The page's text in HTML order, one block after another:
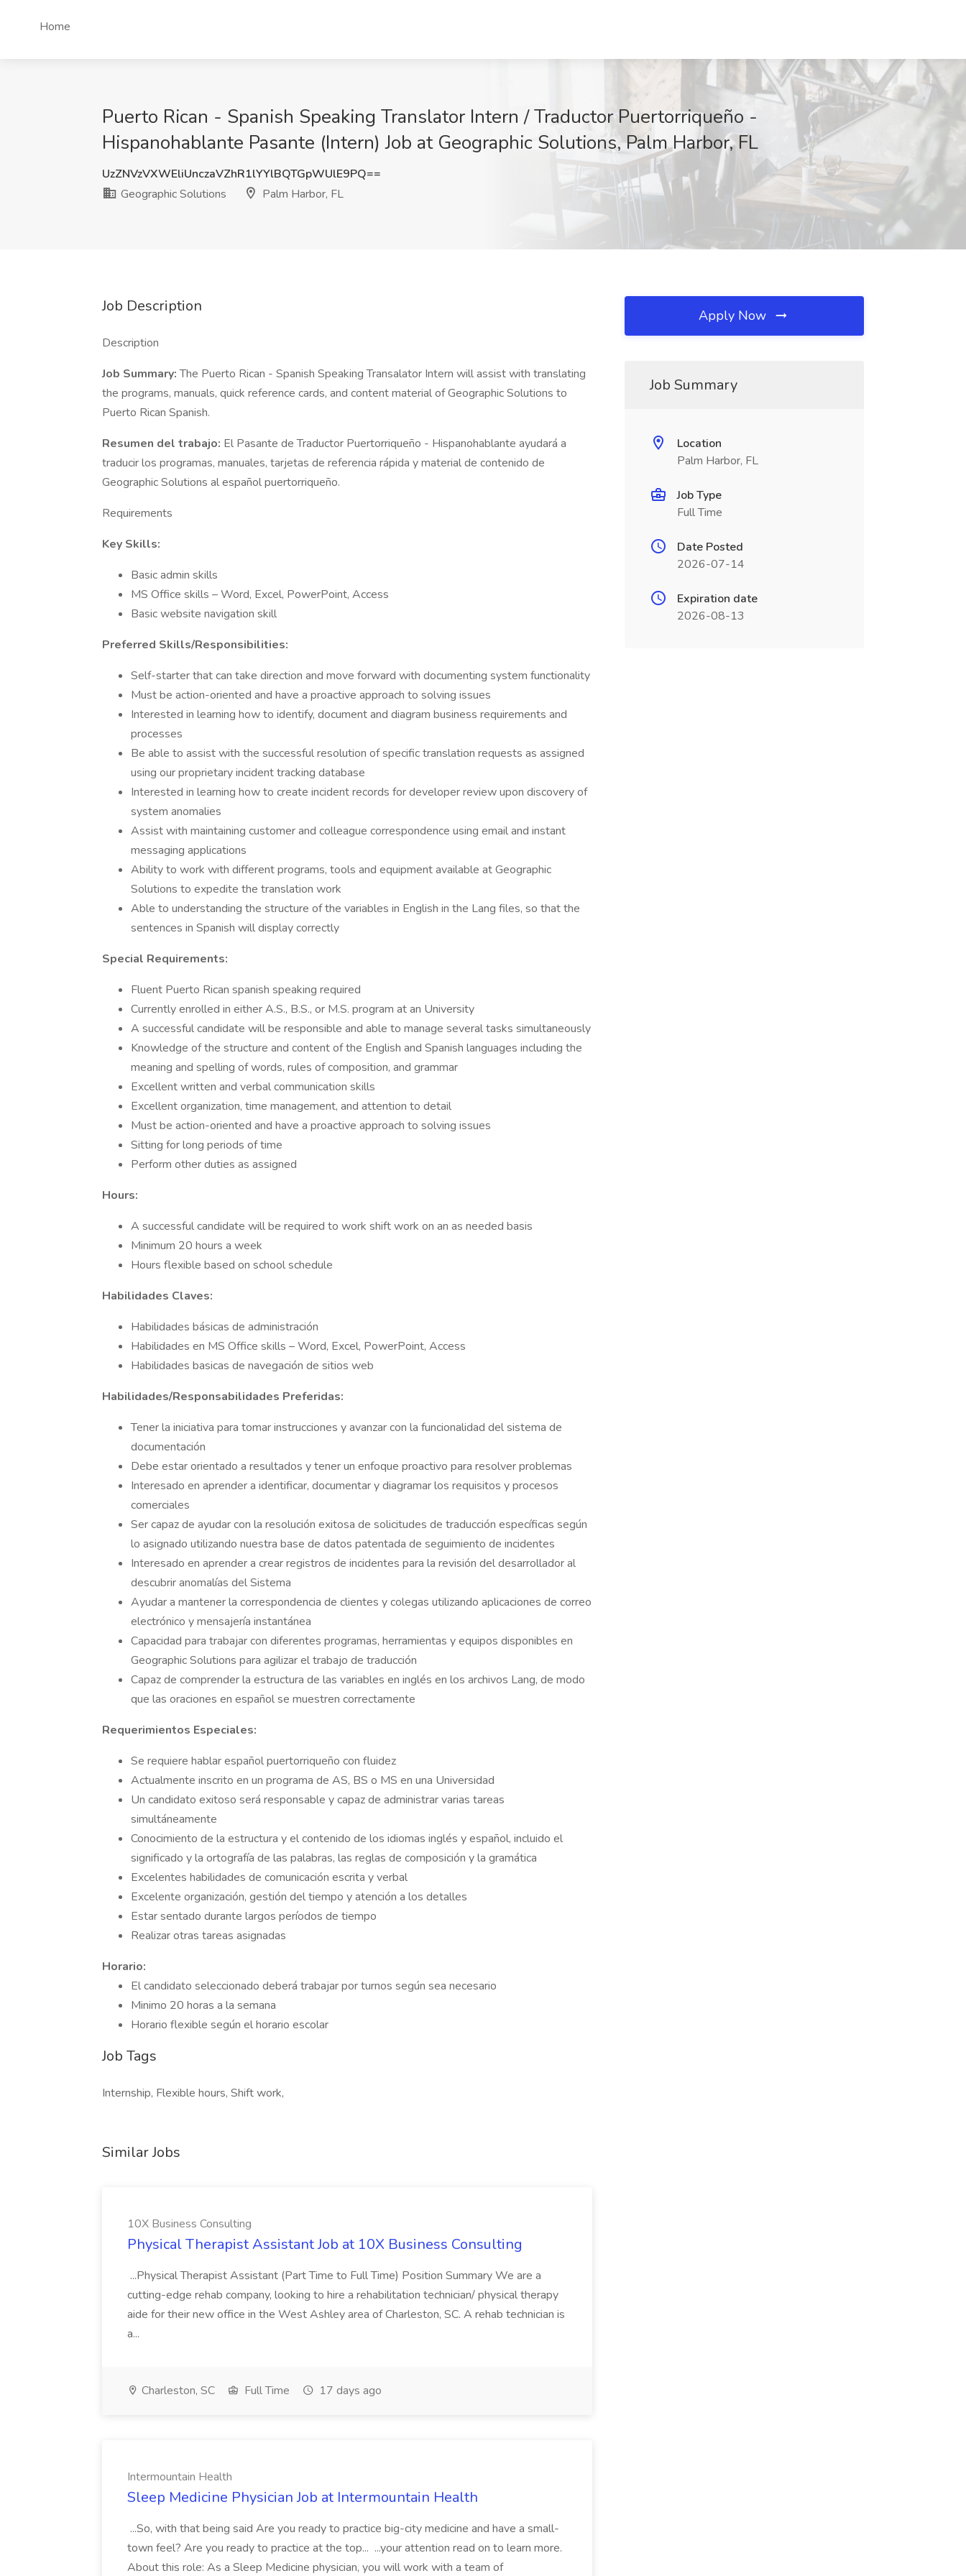
Home
Puerto Rican - Spanish Speaking Translator Intern / Traductor Puertorriqueño -
Hispanohablante Pasante (Intern) Job at Geographic Solutions, Palm Harbor, FL
UzZNVzVXWEliUnczaVZhR1lYYlBQTGpWUlE9PQ==
Geographic Solutions
Palm Harbor, FL
Job Description
Description
Job Summary:The Puerto Rican - Spanish Speaking Transalator Intern will assist with translating
the programs, manuals, quick reference cards, and content material of Geographic Solutions to
Puerto Rican Spanish.
Resumen del trabajo: El Pasante de Traductor Puertorriqueño - Hispanohablante ayudará a
traducir los programas, manuales, tarjetas de referencia rápida y material de contenido de
Geographic Solutions al español puertorriqueño.
Requirements
Key Skills:
Basic admin skills
MS Office skills – Word, Excel, PowerPoint, Access
Basic website navigation skill
Preferred Skills/Responsibilities:
Self-starter that can take direction and move forward with documenting system functionality
Must be action-oriented and have a proactive approach to solving issues
Interested in learning how to identify, document and diagram business requirements and
processes
Be able to assist with the successful resolution of specific translation requests as assigned
using our proprietary incident tracking database
Interested in learning how to create incident records for developer review upon discovery of
system anomalies
Assist with maintaining customer and colleague correspondence using email and instant
messaging applications
Ability to work with different programs, tools and equipment available at Geographic
Solutions to expedite the translation work
Able to understanding the structure of the variables in English in the Lang files, so that the
sentences in Spanish will display correctly
Special Requirements:
Fluent Puerto Rican spanish speaking required
Currently enrolled in either A.S., B.S., or M.S. program at an University
A successful candidate will be responsible and able to manage several tasks simultaneously
Knowledge of the structure and content of the English and Spanish languages including the
meaning and spelling of words, rules of composition, and grammar
Excellent written and verbal communication skills
Excellent organization, time management, and attention to detail
Must be action-oriented and have a proactive approach to solving issues
Sitting for long periods of time
Perform other duties as assigned
Hours:
A successful candidate will be required to work shift work on an as needed basis
Minimum 20 hours a week
Hours flexible based on school schedule
Habilidades Claves:
Habilidades básicas de administración
Habilidades en MS Office skills – Word, Excel, PowerPoint, Access
Habilidades basicas de navegación de sitios web
Habilidades/Responsabilidades Preferidas:
Tener la iniciativa para tomar instrucciones y avanzar con la funcionalidad del sistema de
documentación
Debe estar orientado a resultados y tener un enfoque proactivo para resolver problemas
Interesado en aprender a identificar, documentar y diagramar los requisitos y procesos
comerciales
Ser capaz de ayudar con la resolución exitosa de solicitudes de traducción específicas según
lo asignado utilizando nuestra base de datos patentada de seguimiento de incidentes
Interesado en aprender a crear registros de incidentes para la revisión del desarrollador al
descubrir anomalías del Sistema
Ayudar a mantener la correspondencia de clientes y colegas utilizando aplicaciones de correo
electrónico y mensajería instantánea
Capacidad para trabajar con diferentes programas, herramientas y equipos disponibles en
Geographic Solutions para agilizar el trabajo de traducción
Capaz de comprender la estructura de las variables en inglés en los archivos Lang, de modo
que las oraciones en español se muestren correctamente
Requerimientos Especiales:
Se requiere hablar español puertorriqueño con fluidez
Actualmente inscrito en un programa de AS, BS o MS en una Universidad
Un candidato exitoso será responsable y capaz de administrar varias tareas
simultáneamente
Conocimiento de la estructura y el contenido de los idiomas inglés y español, incluido el
significado y la ortografía de las palabras, las reglas de composición y la gramática
Excelentes habilidades de comunicación escrita y verbal
Excelente organización, gestión del tiempo y atención a los detalles
Estar sentado durante largos períodos de tiempo
Realizar otras tareas asignadas
Horario:
El candidato seleccionado deberá trabajar por turnos según sea necesario
Minimo 20 horas a la semana
Horario flexible según el horario escolar
Job Tags
Internship, Flexible hours, Shift work,
Similar Jobs
10X Business Consulting
Physical Therapist Assistant Job at 10X Business Consulting
...Physical Therapist Assistant (Part Time to Full Time) Position Summary We are a
cutting-edge rehab company, looking to hire a rehabilitation technician/ physical therapy
aide for their new office in the West Ashley area of Charleston, SC. A rehab technician is
a...
Charleston, SC Full Time 17 days ago
Intermountain Health
Sleep Medicine Physician Job at Intermountain Health
...So, with that being said Are you ready to practice big-city medicine and have a small-
town feel? Are you ready to practice at the top... ...your attention read on to learn more.
About this role: As a Sleep Medicine physician, you will work with a team of
Apply Now
Job Summary
Location
Palm Harbor, FL
Job Type
Full Time
Date Posted
2026-07-14
Expiration date
2026-08-13